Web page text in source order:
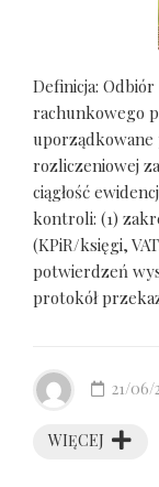
Definicja:
rachunkowego
rozliczeniowej
ciągłość
kontroli: (1)
(KPiR/księgi,
potwierdzeń
protokół
WIĘCEJ
21/06/